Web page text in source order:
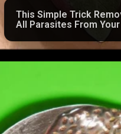
This Simple Trick
All Parasites From Your